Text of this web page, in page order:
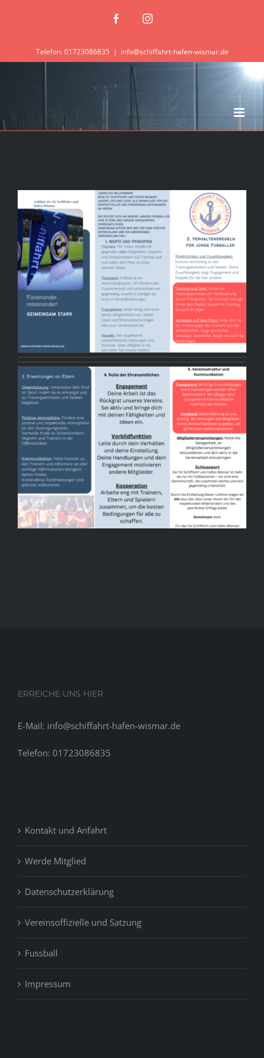
FacebookInstagram
Telefon: 01723086835 | info@schiffahrt-hafen-wismar.de
ERREICHE UNS HIER
E-Mail: info@schiffahrt-hafen-wismar.de
Telefon: 01723086835
Kontakt und Anfahrt
Werde Mitglied
Datenschutzerklärung
Vereinsoffizielle und Satzung
Fussball
Impressum